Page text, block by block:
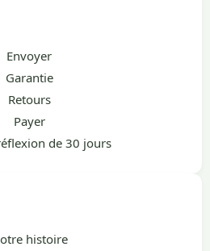
Envoyer
Garantie
Retours
Payer
de 30 jours
histoire